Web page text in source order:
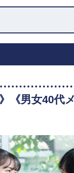
《男女40代